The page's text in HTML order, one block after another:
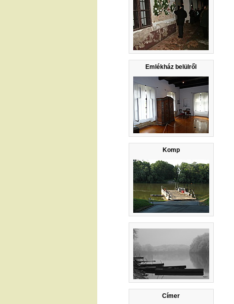
Emlékház belülről
Komp
Címer